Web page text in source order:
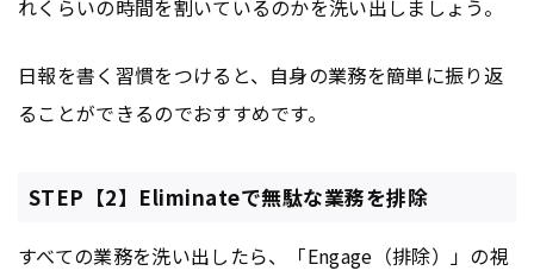
れくらいの時間を割いているのかを洗い出しましょう。
日報を書く習慣をつけると、自身の業務を簡単に振り返
ることができるのでおすすめです。
STEP【2】Eliminateで無駄な業務を排除
すべての業務を洗い出したら、「Engage（排除）」の視